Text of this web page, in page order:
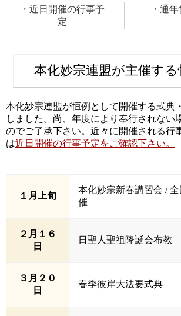
近日開催の行事予
定
通年
本化妙宗連盟が主催する
本化妙宗連盟が恒例として開催する式典
しました。尚、年度により奉行されない
のでご了承下さい。近々に開催される行
は近日開催の行事予定をご確認下さい。
１月上旬
本化妙宗新春講習会 /
催
２月１６
日
日聖人聖祖降誕会布教
３月２０
日
春季彼岸大法要式典